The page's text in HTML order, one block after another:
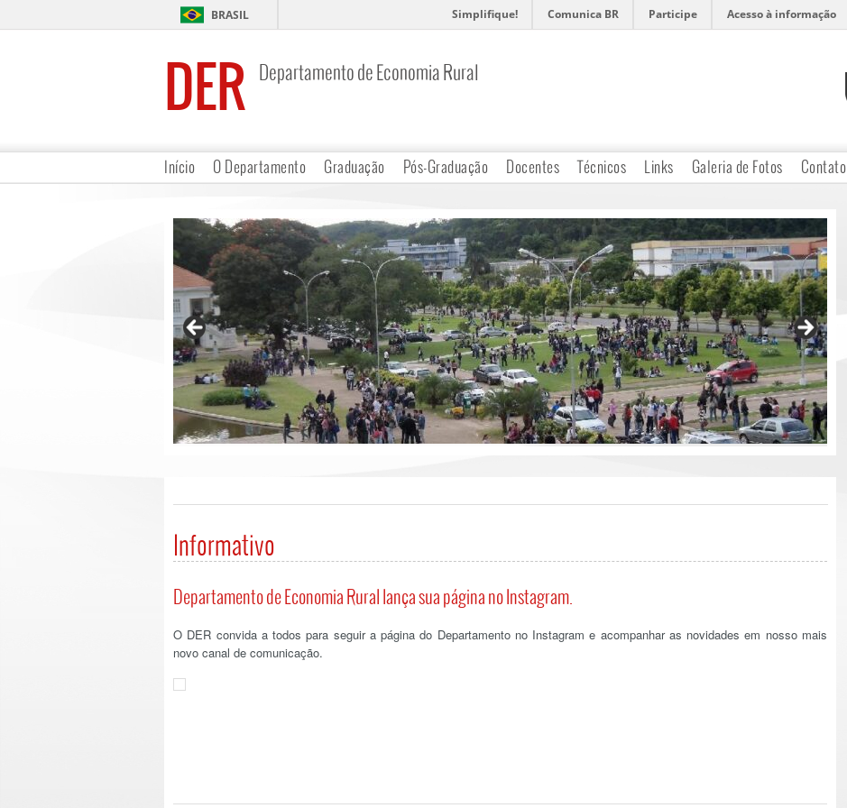
BRASIL Simplifique! Comunica BR Participe Acesso à informação
DER Departamento de Economia Rural
Início O Departamento Graduação Pós-Graduação Docentes Técnicos Links Galeria de Fotos Contato
Informativo
Departamento de Economia Rural lança sua página no Instagram.
O DER convida a todos para seguir a página do Departamento no Instagram e acompanhar as novidades em nosso mais
novo canal de comunicação.